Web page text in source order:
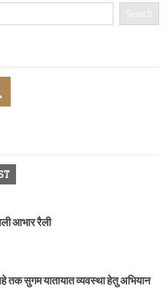
Search
आभार रैली
तक सुगम यातायात व्यवस्था हेतु अभियान